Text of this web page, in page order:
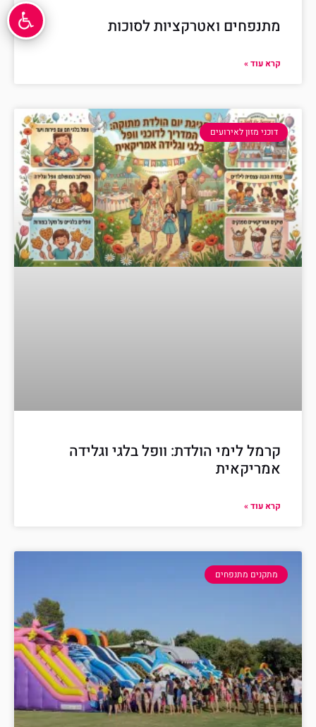
מתנפחים ואטרקציות לסוכות
קרא עוד »
דוכני מזון לאירועים
קרמל לימי הולדת: וופל בלגי וגלידה
אמריקאית
קרא עוד »
מתקנים מתנפחים